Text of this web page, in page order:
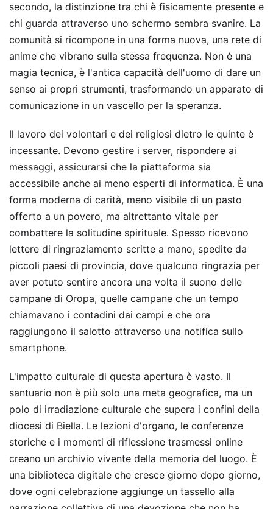
secondo, la distinzione tra chi è fisicamente presente e
chi guarda attraverso uno schermo sembra svanire. La
comunità si ricompone in una forma nuova, una rete di
anime che vibrano sulla stessa frequenza. Non è una
magia tecnica, è l'antica capacità dell'uomo di dare un
senso ai propri strumenti, trasformando un apparato di
comunicazione in un vascello per la speranza.
Il lavoro dei volontari e dei religiosi dietro le quinte è
incessante. Devono gestire i server, rispondere ai
messaggi, assicurarsi che la piattaforma sia
accessibile anche ai meno esperti di informatica. È una
forma moderna di carità, meno visibile di un pasto
offerto a un povero, ma altrettanto vitale per
combattere la solitudine spirituale. Spesso ricevono
lettere di ringraziamento scritte a mano, spedite da
piccoli paesi di provincia, dove qualcuno ringrazia per
aver potuto sentire ancora una volta il suono delle
campane di Oropa, quelle campane che un tempo
chiamavano i contadini dai campi e che ora
raggiungono il salotto attraverso una notifica sullo
smartphone.
L'impatto culturale di questa apertura è vasto. Il
santuario non è più solo una meta geografica, ma un
polo di irradiazione culturale che supera i confini della
diocesi di Biella. Le lezioni d'organo, le conferenze
storiche e i momenti di riflessione trasmessi online
creano un archivio vivente della memoria del luogo. È
una biblioteca digitale che cresce giorno dopo giorno,
dove ogni celebrazione aggiunge un tassello alla